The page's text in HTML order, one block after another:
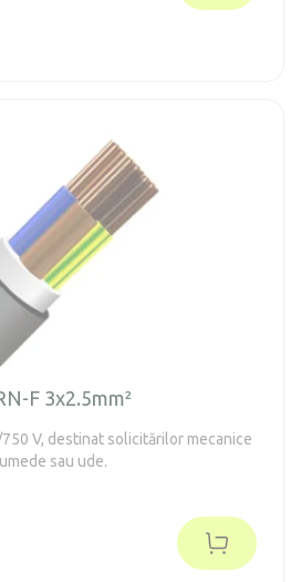
F 3x2.5mm²
V, destinat solicitărilor mecanice
sau ude.